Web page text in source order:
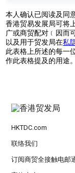
本人确认已阅读及同
香港贸易发展局可将
广或商贸配对﹝因而
以及用于贸发局在私
此表格上所述的每一
作此表格提及的用途。
HKTDC.com
联络我们
订阅商贸全接触电邮